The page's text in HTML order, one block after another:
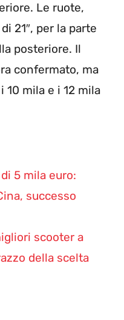
Le ruote,
21″, per la parte
posteriore. Il
confermato, ma
10 mila e i 12 mila
5 mila euro:
successo
scooter a
della scelta